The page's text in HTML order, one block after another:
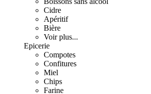
Cidre
Apéritif
Bière
Voir plus...
Epicerie
Compotes
Confitures
Miel
Chips
Farine